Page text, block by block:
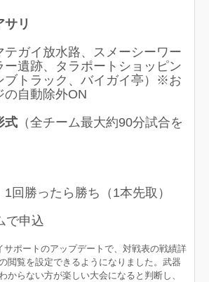
サリ
テガイ放水路、スメーシーワー
ー遺跡、タラポートショッピン
ブトラック、バイガイ亭）※お
の自動除外ON
式 （全チーム最大約90分試合を
回勝ったら勝ち（1本先取）
で申込
サポートのアップデートで、対戦表の戦績詳
閲覧を設定できるようになりました。武器
からない方が楽しい大会になると判断し、